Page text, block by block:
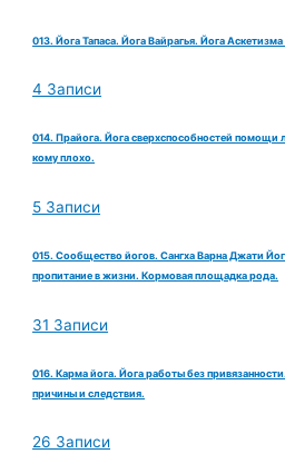
013. Йога Тапаса. Йога Вайрагья. Йога
4 Записи
014. Прайога. Йога сверхспособностей
кому плохо.
5 Записи
015. Сообщество йогов. Сангха Варна Джати
пропитание в жизни. Кормовая площадка рода.
31 Записи
016. Карма йога. Йога работы без
причины и следствия.
26 Записи